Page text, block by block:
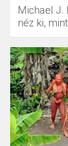
Michael J.
néz ki,